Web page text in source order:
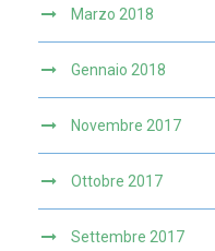
Marzo 2018
Gennaio 2018
Novembre 2017
Ottobre 2017
Settembre 2017